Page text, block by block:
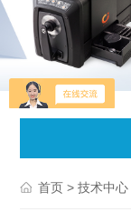
首页 >技术中心